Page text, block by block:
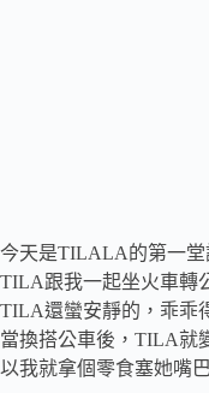
今天是TILALA的第一
TILA跟我一起坐火車轉
TILA還蠻安靜的，乖乖
當換搭公車後， TILA就
以我就拿個零食塞她嘴